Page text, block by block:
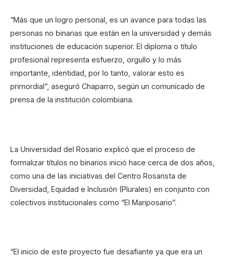
“Más que un logro personal, es un avance para todas las
personas no binarias que están en la universidad y demás
instituciones de educación superior. El diploma o título
profesional representa esfuerzo, orgullo y lo más
importante, identidad, por lo tanto, valorar esto es
primordial”, aseguró Chaparro, según un comunicado de
prensa de la institución colombiana.
La Universidad del Rosario explicó que el proceso de
formalizar títulos no binarios inició hace cerca de dos años,
como una de las iniciativas del Centro Rosarista de
Diversidad, Equidad e Inclusión (Plurales) en conjunto con
colectivos institucionales como “El Mariposario”.
“El inicio de este proyecto fue desafiante ya que era un